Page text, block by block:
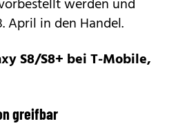
werden und
April in den Handel.
S8/S8+ bei T-Mobile,
greifbar